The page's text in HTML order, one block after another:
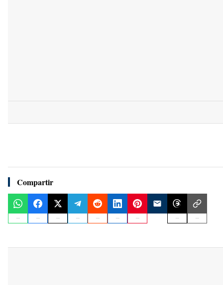
Compartir